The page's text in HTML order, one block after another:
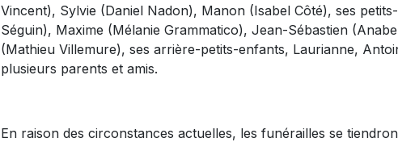
Vincent), Sylvie (Daniel Nadon), Manon (Isabel Côté), ses
Séguin), Maxime (Mélanie Grammatico), Jean-Sébastien
(Mathieu Villemure), ses arrière-petits-enfants, Laurianne,
plusieurs parents et amis.
En raison des circonstances actuelles, les funérailles se